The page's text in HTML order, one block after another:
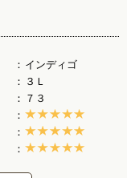
インディゴ
３Ｌ
７３